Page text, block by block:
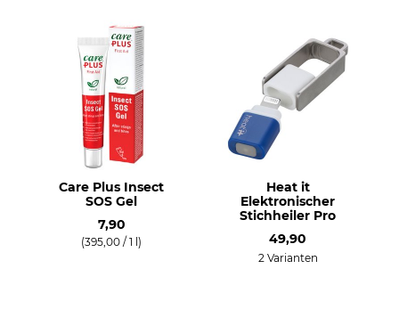
Care Plus Insect
SOS Gel
7,90
(395,00 / 1 l)
Heat it
Elektronischer
Stichheiler Pro
49,90
2 Varianten